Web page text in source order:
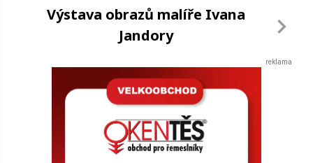
Výstava obrazů malíře Ivana
Jandory